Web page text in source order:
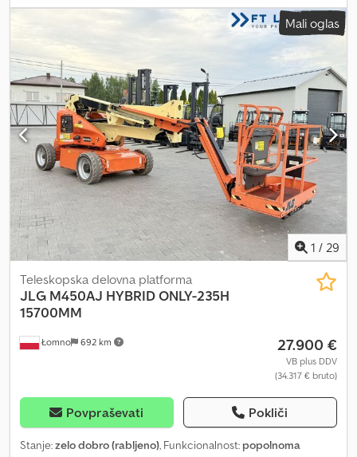
mm, dolžina platforme:1.830 mm, širina platforme:760 mm,
6.500 mm
transportna širina:
2.070 mm
goriva:
dizel rdeča
, Oprema:
UVV varnostni pregled, pogon na vsa štiri kolesa, zapora
diferenciala, Tehnični podatki: Leto izdelave: 2020 Delovna višina:
16,10 m Višina platforme: 14,10 m Mere platforme (DxŠ): 1,83 x 0,76 m
Dolžina košare: 1,52 m Vrtenje košare: 170° Območje vrtenja: 360°
Stranski doseg: 7,54 m Nosilnost: 227 kg Skupna teža: 6500 kg
Vzpon: 45 % Pogon: Diesel 35,8 kW/48 KM Vrtenje platforme: 170°
Dksdpfx Apeu Atthecjr Pene polnjene terenske pnevmatike
Pogon na vsa kolesa, zapora diferenciala, senzorji
preobremenitve, popolnoma funkcionalno, običajni znaki uporabe
Mali oglas
1 / 29
Łomno 692 km
Teleskopska delovna platforma
JLG M450AJ HYBRID ONLY-235H
15700MM
27.900 €
VB plus DDV
(34.317 € bruto)
Povpraševati Pokliči
Stanje:zelo dobro (rabljeno), Funkcionalnost: popolnoma